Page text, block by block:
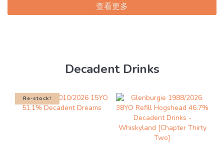
查看更多
Decadent Drinks
Re-stock!